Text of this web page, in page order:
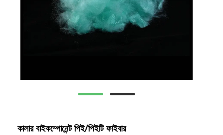
কালার বাইকম্পোনেন্ট পিই/পিইটি ফাইবার